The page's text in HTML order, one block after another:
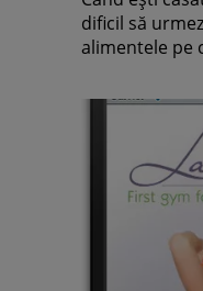
dificil să
alimentele pe